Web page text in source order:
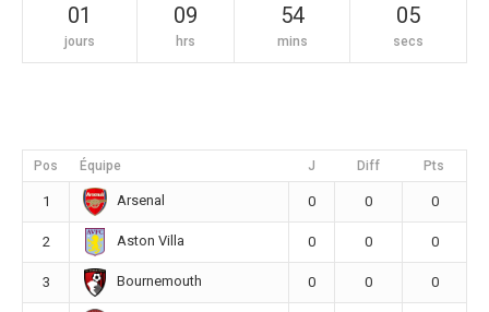
01
jours
09
hrs
54
mins
04
secs
Pos Équipe J Diff Pts
1 Arsenal 0 0 0
2 Aston Villa 0 0 0
3 Bournemouth 0 0 0